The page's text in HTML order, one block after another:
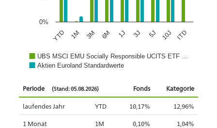
UBS MSCI EMU Socially Responsible UCITS ETF …
Aktien Euroland Standardwerte
YTD 1M 3M 6M 1J 3J 5J 10J ITD
0%
Periode (Stand: 05.08.2026) Fonds Kategorie
laufendes Jahr YTD 10,17% 12,96%
1 Monat 1M 0,10% 1,04%